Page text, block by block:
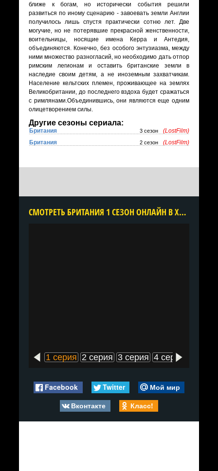
ближе к богам, но исторически события решили
развиться по иному сценарию - завоевать земли Англии
получилось лишь спустя практически сотню лет. Две
могучие, но не потерявшие прекрасной женственности,
воительницы, носящие имена Керра и Антедия,
объединяются. Конечно, без особого энтузиазма, между
ними множество разногласий, но необходимо дать отпор
римским легионам и оставить британские земли в
наследие своим детям, а не иноземным захватчикам.
Население кельтских племен, проживающее на землях
Великобритании, до последнего вздоха будет сражаться
с римлянами.Объединившись, они являются еще одним
олицетворением силы.
Другие сезоны сериала:
Британия 3 сезон
(LostFilm)
Британия
2 сезон (LostFilm)
CМОТРЕТЬ БРИТАНИЯ 1 СЕЗОН ОНЛАЙН В ХОРОШЕМ КАЧЕСТВЕ ВСЕ СЕРИИ ПОДРЯД БЕСПЛАТНО
1 серия 2 серия 3 серия 4 серия
Facebook Twitter
Мой мир
Вконтакте
Класс!